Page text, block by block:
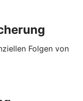
Folgen von